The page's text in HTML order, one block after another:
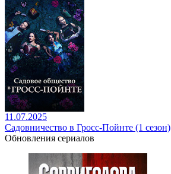
11.07.2025
Садовничество в Гросс-Пойнте (1 сезон)
Обновления сериалов